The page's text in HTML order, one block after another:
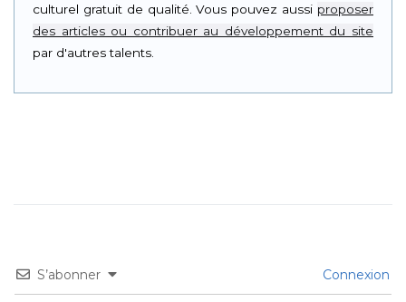
culturel gratuit de qualité. Vous pouvez aussi proposer
des articles ou contribuer au développement du site
par d'autres talents.
S’abonner Connexion